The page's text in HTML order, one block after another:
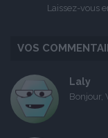
Laissez-vous
VOS
Laly
Bonjour,